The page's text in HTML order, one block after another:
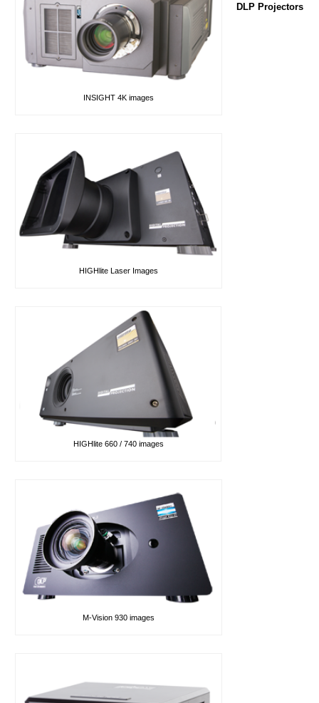
INSIGHT 4K images
HIGHlite Laser Images
HIGHlite 660 / 740 images
DLP Projectors
M-Vision 930 images